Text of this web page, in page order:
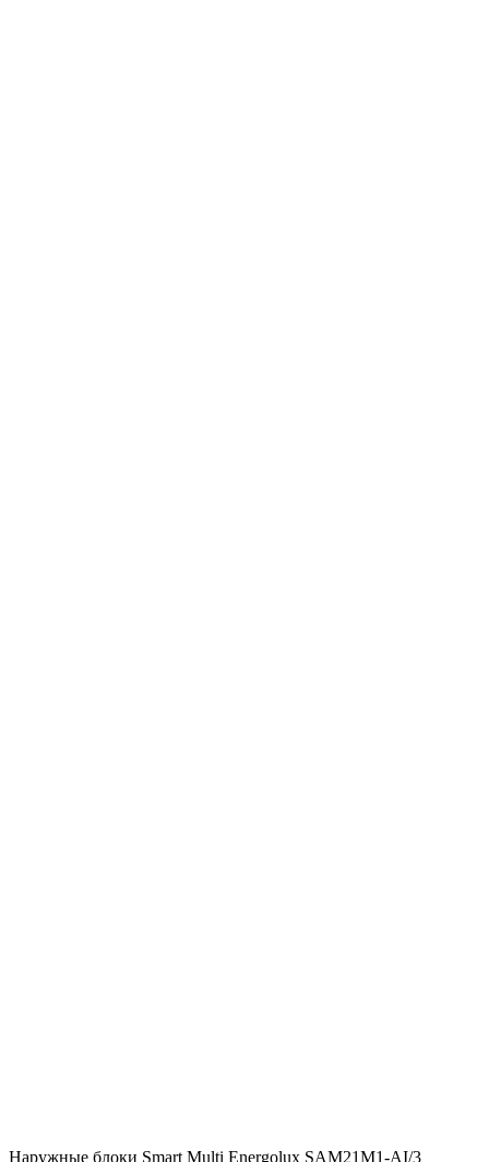
Наружные блоки Smart Multi Energolux SAM21M1-AI/3